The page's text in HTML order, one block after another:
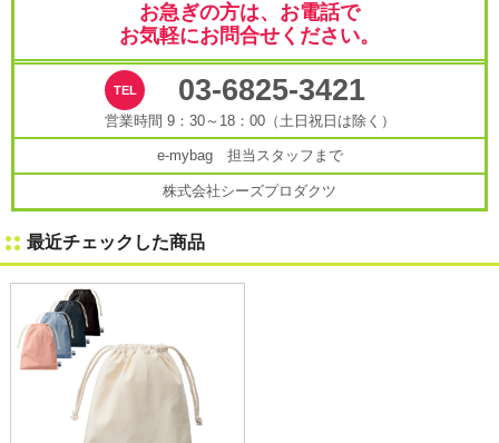
お急ぎの方は、お電話で
お気軽にお問合せください。
03-6825-3421
営業時間 9：30～18：00（土日祝日は除く）
e-mybag 担当スタッフまで
株式会社シーズプロダクツ
最近チェックした商品